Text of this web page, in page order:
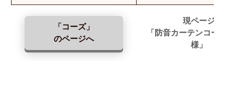
「コーズ」
のページへ
現ページ
「防音カーテンコー
様」